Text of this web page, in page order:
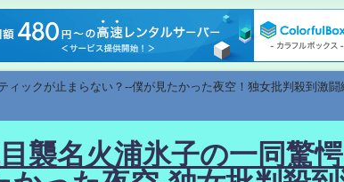
ックが止まらない？--僕が見たかった夜空！独女批判殺到激
襲名火浦氷子の一同驚